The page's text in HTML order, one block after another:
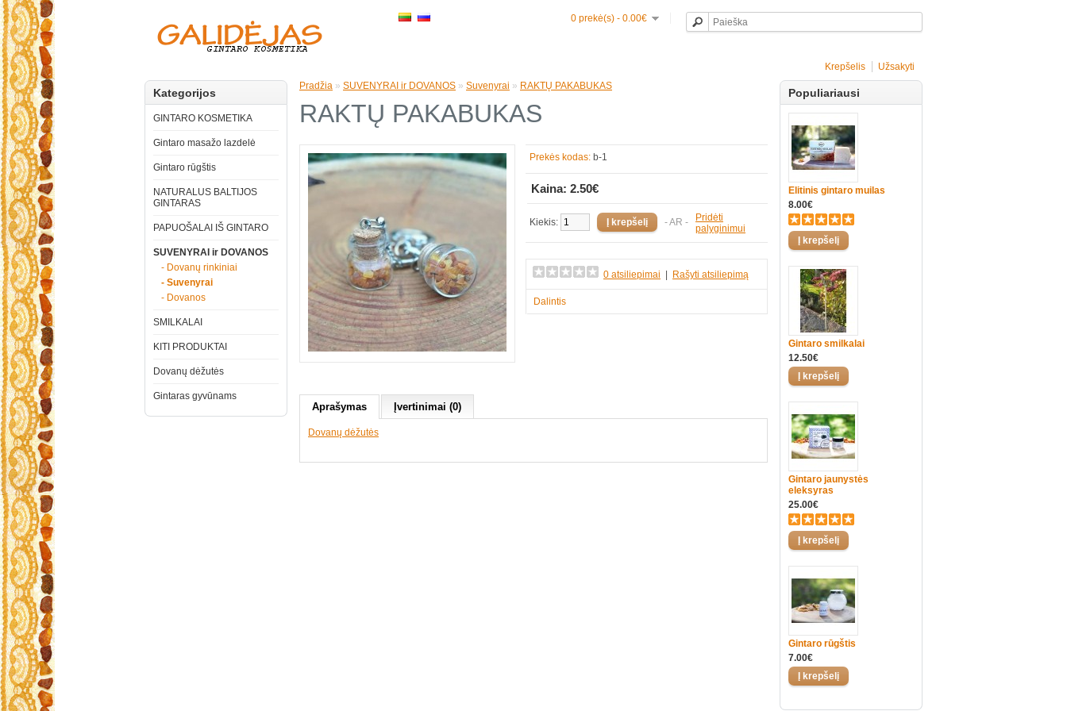
0 prekė(s) - 0.00€
Krepšelis Užsakyti
Kategorijos
GINTARO KOSMETIKA
Gintaro masažo lazdelė
Gintaro rūgštis
NATURALUS BALTIJOS
GINTARAS
PAPUOŠALAI IŠ GINTARO
SUVENYRAI ir DOVANOS
- Dovanų rinkiniai
- Suvenyrai
- Dovanos
SMILKALAI
KITI PRODUKTAI
Dovanų dėžutės
Gintaras gyvūnams
Populiariausi
Elitinis gintaro muilas
8.00€
Gintaro smilkalai
12.50€
Gintaro jaunystės
eleksyras
25.00€
Gintaro rūgštis
7.00€
Pradžia » SUVENYRAI ir DOVANOS » Suvenyrai » RAKTŲ PAKABUKAS
RAKTŲ PAKABUKAS
Prekės kodas: b-1
Kaina: 2.50€
Kiekis: - AR -
Pridėti
palyginimui
0 atsiliepimai Rašyti atsiliepimą
Dalintis
Aprašymas Įvertinimai (0)
Dovanų dėžutės